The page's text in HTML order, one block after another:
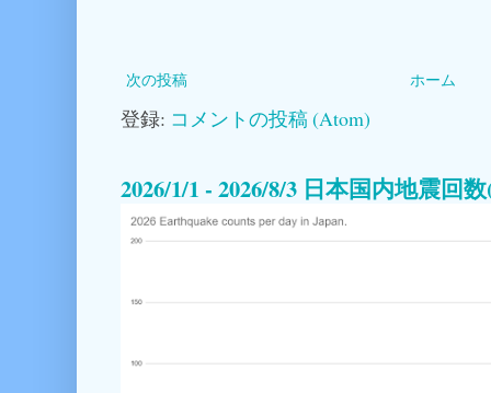
次の投稿 ホーム
登録: コメントの投稿 (Atom)
2026/1/1 - 2026/8/3 日本国内地震回